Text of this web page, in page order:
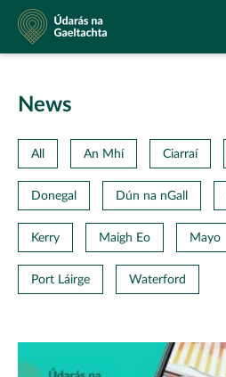
Údarás
na
Gaeltachta
News
All An Mhí Ciarraí
Donegal Dún na nGall
Kerry Maigh Eo Mayo
Port Láirge Waterford